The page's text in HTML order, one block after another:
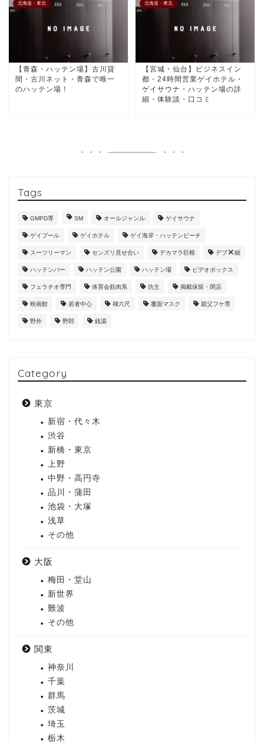
北海道・東北
【青森・ハッテン場】古川貸
間・古川ネット・青森で唯一
のハッテン場！
北海道・東北
【宮城・仙台】ビジネスイン
都・24時間営業ゲイホテル・
ゲイサウナ・ハッテン場の詳
細・体験談・口コミ
Tags
GMPD専 SM オールジャンル ゲイサウナ
ゲイプール ゲイホテル ゲイ海岸・ハッテンビーチ
スーツリーマン センズリ見せ合い デカマラ巨根 デブ 細
ハッテンバー ハッテン公園 ハッテン場 ビデオボックス
フェラチオ専門 体育会筋肉系 坊主 掲載保留・閉店
映画館 若者中心 褌六尺 覆面マスク 親父フケ専
野外 野郎 銭湯
Category
東京
新宿・代々木
渋谷
新橋・東京
上野
中野・高円寺
品川・蒲田
池袋・大塚
浅草
その他
大阪
梅田・堂山
新世界
難波
その他
関東
神奈川
千葉
群馬
茨城
埼玉
栃木